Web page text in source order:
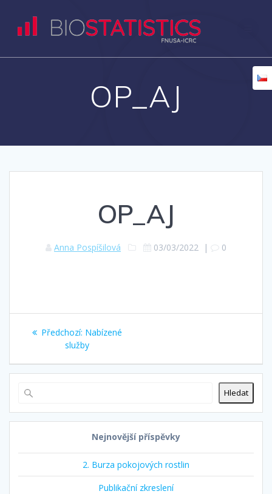
na
obsah
OP_AJ
OP_AJ
Anna Pospíšilová 03/03/2022 | 0
Navigace
příspěvek
Předchozí: Předchozí
příspěvek:
Nabízené
služby
Hledat
Nejnovější příspěvky
2. Burza pokojových rostlin
Publikační zkreslení